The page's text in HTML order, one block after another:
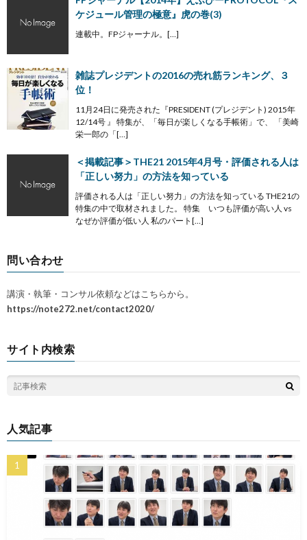
ケジュール管理の極意』虎の巻(3)
連載中。FPジャーナル。[…]
雑誌プレジデントの2016の売れ筋ランキング、３
位！
11月24日に発売された『PRESIDENT (プレジデント) 2015年
12/14号 』 特集が、「毎日が楽しくなる手帳術」で、 「美崎
栄一郎の「[…]
＜掲載記事＞THE21 2015年4月号・評価される人は
「正しい努力」の方法を知っている
評価される人は「正しい努力」の方法を知っている THE21の
特集の中で取材されました。 特集 いつも評価が高い人 vs
なぜか評価が低い人 私のパート[…]
問い合わせ
講演・執筆・コンサル依頼などはこちらから。
https://note272.net/contact2020/
サイト内検索
人気記事